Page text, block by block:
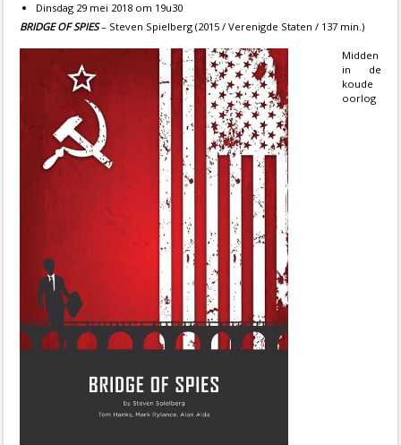
Dinsdag 29 mei 2018 om 19u30
BRIDGE OF SPIES – Steven Spielberg (2015 / Verenigde Staten / 137 min.)
Midden
in de
koude
oorlog